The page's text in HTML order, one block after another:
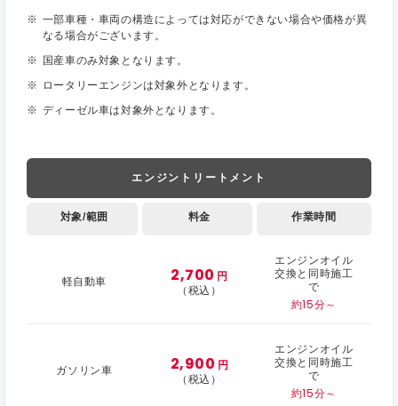
一部車種・車両の構造によっては対応ができない場合や価格が異
なる場合がございます。
国産車のみ対象となります。
ロータリーエンジンは対象外となります。
ディーゼル車は対象外となります。
エンジントリートメント
対象/範囲 料金 作業時間
軽自動車 2,700 円
（税込）
エンジンオイル
交換と同時施工
で
約15分～
ガソリン車 2,900 円
（税込）
エンジンオイル
交換と同時施工
で
約15分～